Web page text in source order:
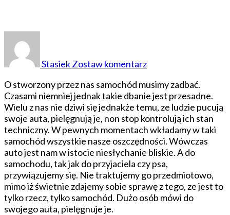
StasiekZostaw komentarz
auto
i
zadbać
o
auto?
O stworzony przez nas samochód musimy zadbać.
Czasami niemniej jednak takie dbanie jest przesadne.
Wielu z nas nie dziwi się jednakże temu, ze ludzie pucują
swoje auta, pielęgnują je, non stop kontrolują ich stan
techniczny. W pewnych momentach wkładamy w taki
samochód wszystkie nasze oszczędności. Wówczas
auto jest nam w istocie niesłychanie bliskie. A do
samochodu, tak jak do przyjaciela czy psa,
przywiązujemy się. Nie traktujemy go przedmiotowo,
mimo iż świetnie zdajemy sobie sprawę z tego, ze jest to
tylko rzecz, tylko samochód. Dużo osób mówi do
swojego auta, pielęgnuje je.